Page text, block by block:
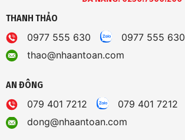
THANH THẢO
0977 555 630
0977 555 630
thao@nhaantoan.com
AN ĐÔNG
079 401 7212
079 401 7212
dong@nhaantoan.com